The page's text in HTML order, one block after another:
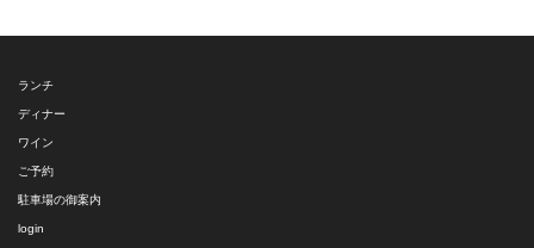
ランチ
ディナー
ワイン
ご予約
駐車場の御案内
login